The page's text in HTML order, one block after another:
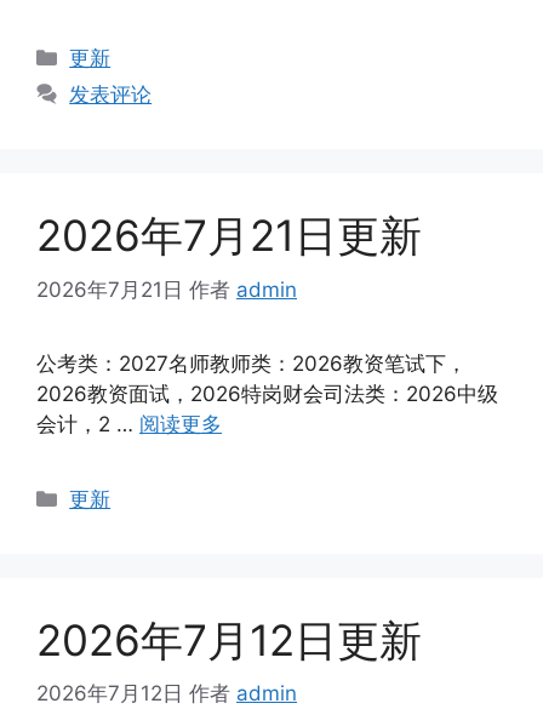
分
类
更新
发表评论
2026年7月21日更新
2026年7月21日 作者 admin
公考类：2027名师教师类：2026教资笔试下，
2026教资面试，2026特岗财会司法类：2026中级
会计，2 … 阅读更多
分
更新
2026年7月12日更新
2026年7月12日 作者 admin